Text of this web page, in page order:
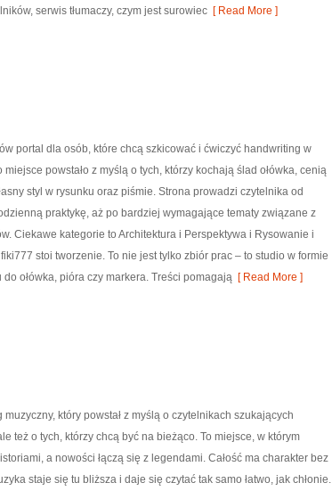
serwis tłumaczy, czym jest surowiec [ Read More ]
portal dla osób, które chcą szkicować i ćwiczyć handwriting w
miejsce powstało z myślą o tych, którzy kochają ślad ołówka, cenią
styl w rysunku oraz piśmie. Strona prowadzi czytelnika od
praktykę, aż po bardziej wymagające tematy związane z
Ciekawe kategorie to Architektura i Perspektywa i Rysowanie i
stoi tworzenie. To nie jest tylko zbiór prac – to studio w formie
ołówka, pióra czy markera. Treści pomagają [ Read More ]
który powstał z myślą o czytelnikach szukających
też o tych, którzy chcą być na bieżąco. To miejsce, w którym
a nowości łączą się z legendami. Całość ma charakter bez
staje się tu bliższa i daje się czytać tak samo łatwo, jak chłonie.